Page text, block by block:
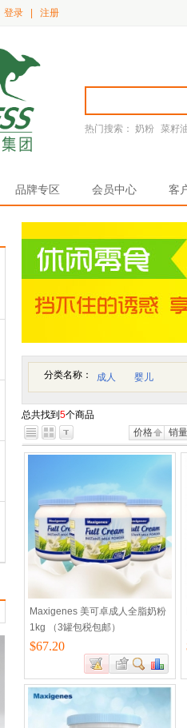
登录 注册
热门搜索： 奶粉 菜籽
品牌专区 会员中心 客
分类名称： 成人 婴儿
总共找到 5个商品
价格
销量
Maxigenes 美可卓成人全脂奶粉
1kg （3罐包税包邮）
$67.20